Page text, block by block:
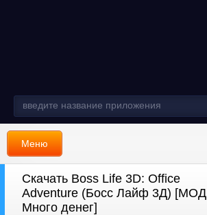
Меню
Скачать Boss Life 3D: Office
Adventure (Босс Лайф 3Д) [МОД
Много денег]